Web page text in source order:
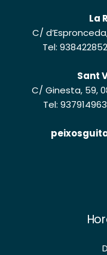
La
C/
Tel: 938422852
Sant
C/ Ginesta, 59,
Tel: 937914963